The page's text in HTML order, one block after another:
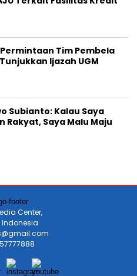
Tim Pembela
Ijazah UGM
Subianto: Kalau Saya
Rakyat, Saya Malu Maju
Center,